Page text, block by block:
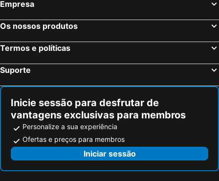
Empresa
Os nossos produtos
Termos e políticas
Suporte
Inicie sessão para desfrutar de
vantagens exclusivas para membros
Personalize a sua experiência
Ofertas e preços para membros
Iniciar sessão